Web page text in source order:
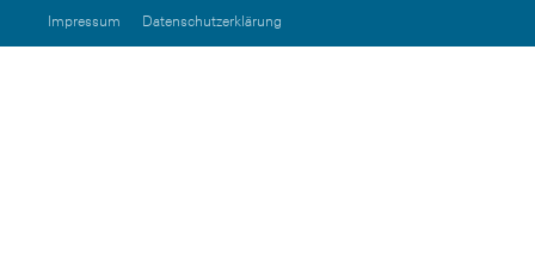
Impressum
Datenschutzerklärung